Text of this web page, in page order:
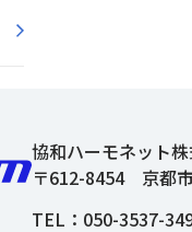
協和ハーモネット
〒612-8454 京都
TEL： 050-3537-